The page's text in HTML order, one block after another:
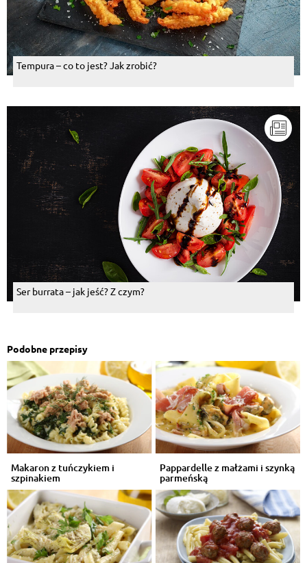
Tempura – co to jest? Jak zrobić?
Ser burrata – jak jeść? Z czym?
Podobne przepisy
Makaron z tuńczykiem i
szpinakiem
Pappardelle z małżami i szynką
parmeńską